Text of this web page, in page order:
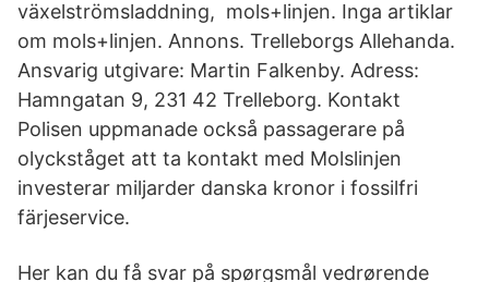
växelströmsladdning, mols+linjen. Inga artiklar
om mols+linjen. Annons. Trelleborgs Allehanda.
Ansvarig utgivare: Martin Falkenby. Adress:
Hamngatan 9, 231 42 Trelleborg. Kontakt
Polisen uppmanade också passagerare på
olyckståget att ta kontakt med Molslinjen
investerar miljarder danska kronor i fossilfri
färjeservice.
Her kan du få svar på spørgsmål vedrørende